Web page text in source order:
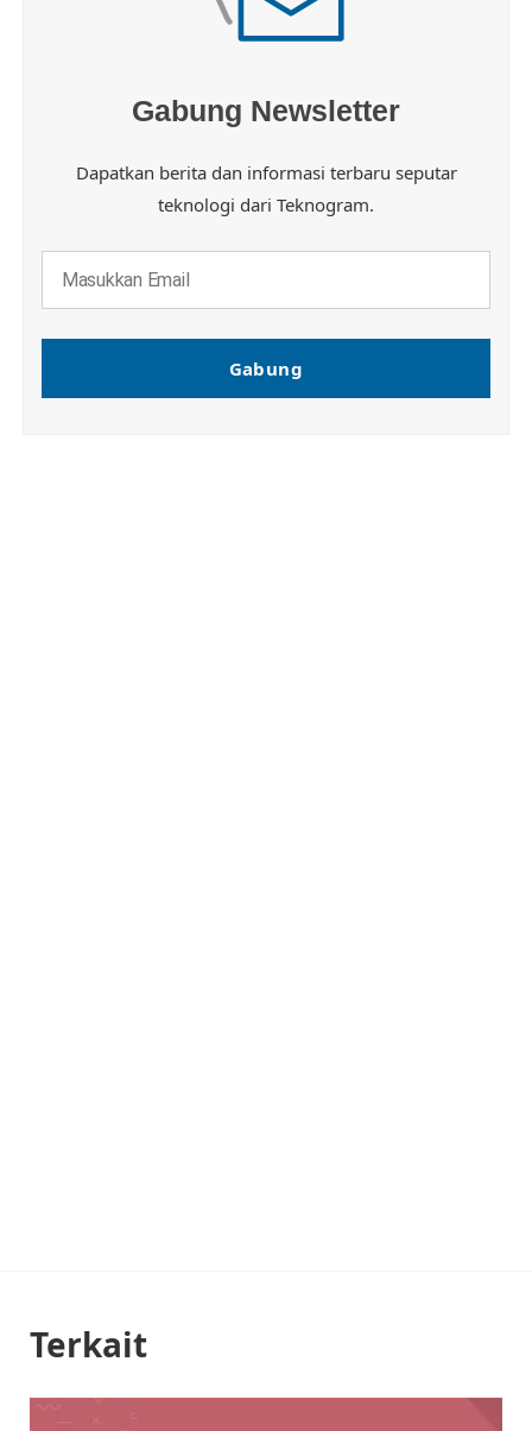
Gabung Newsletter
Dapatkan berita dan informasi terbaru seputar
teknologi dari Teknogram.
Terkait